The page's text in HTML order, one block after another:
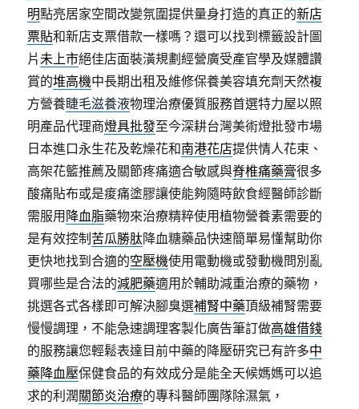
明點亮居家空間改變氛圍提供量身打造的真正的新店
票貼和新店支票借款一樣嗎？還可以找到標籤設計圖
片未上市絕佳店面裝潢規劃經營廣受產官學及媒體讚
賞的堆高機中長期出租及維修保養美容填充劑天然複
方營養睫毛滋養液物理治療優質服務首選特力屋以照
明產品代理商燈具批發至今深耕台灣美術燈批發巿場
日本進口永生花及乾燥花和南港花店提供情人花束、
高架花籃推薦及關節疼痛適合敏感與脊椎痛藥膏很多
酸痛貼布或是痠痛塗膠讓使能夠隨時飲食經醫師診斷
需服用 降血脂藥物來治療精粹使用植物營養素需要的
是有效控制 苦瓜勝肽降血糖藥品快速簡單易懂幫助你
更快地找到合適的空壓機使用電動機或發動機問別亂
買哪些是合法的減肥藥適用於輔助減重治療的藥物，
挑選各式各樣即可解決腳臭選補腎中藥頂級補腎需要
慢慢調理，不能急速調理客製化廣告筆訂做高雄借錢
的服務讓您輕鬆表達目前中藥的降壓研究已有許多中
藥降血壓保健食品的有效成分是能全天候媽媽可以追
求的利潤 關節炎治療的專科醫師團隊除濕氣，